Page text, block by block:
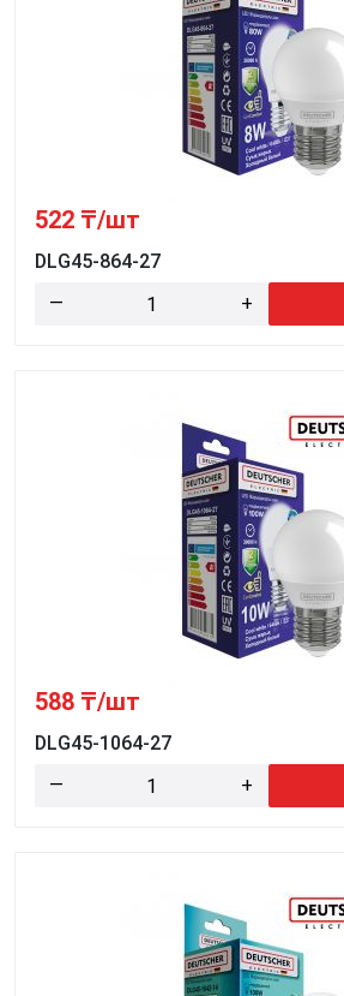
522 ₸/шт
DLG45-864-27
—
+
588 ₸/шт
DLG45-1064-27
—
+